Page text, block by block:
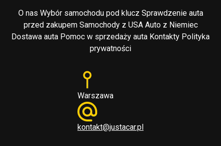
O nas Wybór samochodu pod klucz Sprawdzenie auta
przed zakupem Samochody z USA Auto z Niemiec
Dostawa auta Pomoc w sprzedaży auta Kontakty Polityka
prywatności
Warszawa
kontakt@justacar.pl